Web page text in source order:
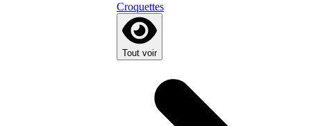
Croquettes
Tout voir